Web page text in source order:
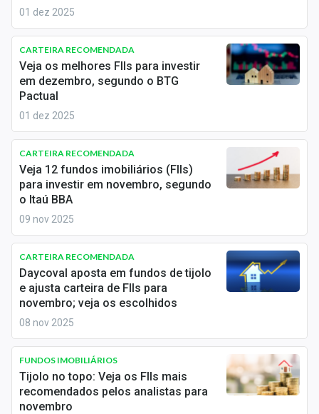
Sobre
Expediente
Contato
01 dez 2025
CARTEIRA RECOMENDADA
Veja os melhores FIIs para investir
em dezembro, segundo o BTG
Pactual
01 dez 2025
CARTEIRA RECOMENDADA
Veja 12 fundos imobiliários (FIIs)
para investir em novembro, segundo
o Itaú BBA
09 nov 2025
CARTEIRA RECOMENDADA
Daycoval aposta em fundos de tijolo
e ajusta carteira de FIIs para
novembro; veja os escolhidos
08 nov 2025
FUNDOS IMOBILIÁRIOS
Tijolo no topo: Veja os FIIs mais
recomendados pelos analistas para
novembro